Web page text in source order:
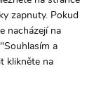
zapnuty. Pokud
nacházejí na
a
klikněte na